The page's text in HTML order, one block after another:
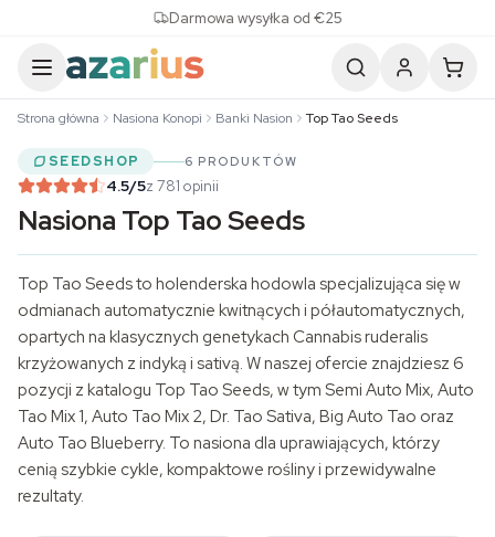
Darmowa wysyłka od €25
Strona główna Nasiona Konopi Banki Nasion Top Tao Seeds
SEEDSHOP 6 PRODUKTÓW
4.5/5z 781 opinii
Nasiona Top Tao Seeds
Top Tao Seeds to holenderska hodowla specjalizująca się w
odmianach automatycznie kwitnących i półautomatycznych,
opartych na klasycznych genetykach Cannabis ruderalis
krzyżowanych z indyką i sativą. W naszej ofercie znajdziesz 6
pozycji z katalogu Top Tao Seeds, w tym Semi Auto Mix, Auto
Tao Mix 1, Auto Tao Mix 2, Dr. Tao Sativa, Big Auto Tao oraz
Auto Tao Blueberry. To nasiona dla uprawiających, którzy
cenią szybkie cykle, kompaktowe rośliny i przewidywalne
rezultaty.